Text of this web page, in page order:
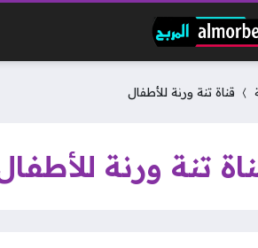
قناة تنة ورنة للأطفال
تنة ورنة